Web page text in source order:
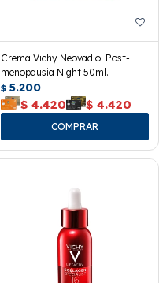
Crema Vichy Neovadiol Post-
menopausia Night 50ml.
$ 5.200
$ 4.420 $ 4.420